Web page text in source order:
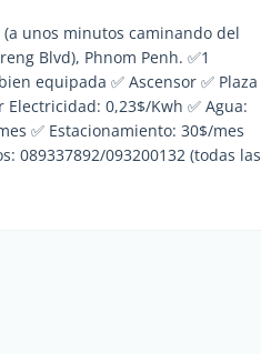
unos minutos caminando del
Blvd), Phnom Penh. ✅1
equipada ✅ Ascensor ✅ Plaza
0,23$/Kwh ✅ Agua:
✅ Estacionamiento: 30$/mes
089337892/093200132 (todas las